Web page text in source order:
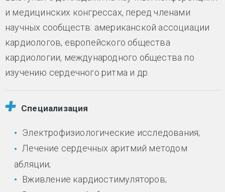
и медицинских конгрессах, перед членами
научных сообществ: американской ассоциации
кардиологов, европейского общества
кардиологии, международного общества по
изучению сердечного ритма и др.
Специализация
Электрофизиологические исследования;
Лечение сердечных аритмий методом
абляции;
Вживление кардиостимуляторов;